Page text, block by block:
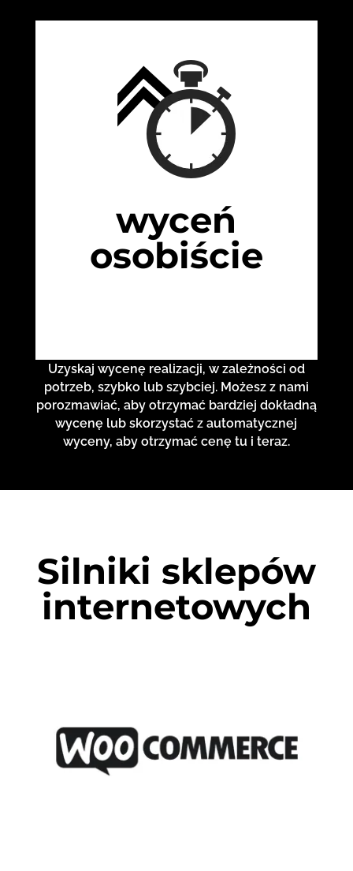
wyceń
osobiście
Uzyskaj wycenę realizacji, w zależności od
potrzeb, szybko lub szybciej. Możesz z nami
porozmawiać, aby otrzymać bardziej dokładną
wycenę lub skorzystać z automatycznej
wyceny, aby otrzymać cenę tu i teraz.
Silniki sklepów
internetowych